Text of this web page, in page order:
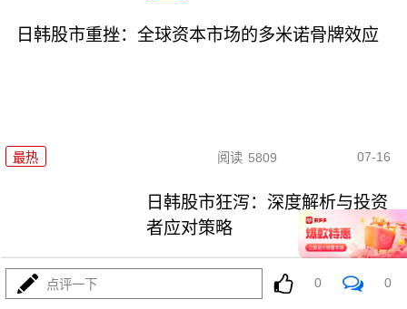
日韩股市重挫：全球资本市场的多米诺骨牌效应
最热 阅读 5809 07-16
日韩股市狂泻：深度解析与投资
者应对策略
最热
点评一下 0 0